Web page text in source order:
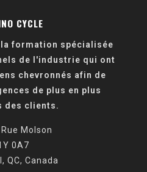
CYCLE
formation spécialisée
de l'industrie qui ont
chevronnés afin de
de plus en plus
des clients.
Molson
0A7
QC, Canada